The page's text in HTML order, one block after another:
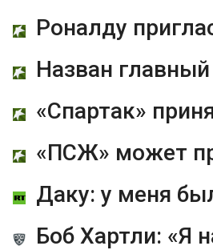
Роналду
«Спартак»
«ПСЖ» может
Боб Хартли: «Я